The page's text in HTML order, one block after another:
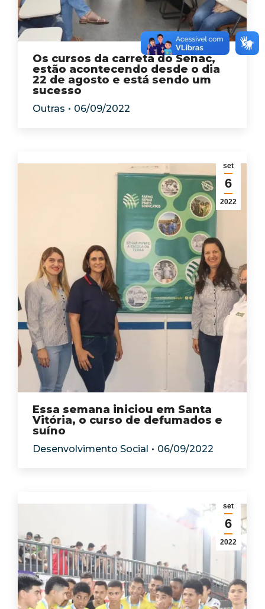
Os cursos da carreta do Senac,
estão acontecendo desde o dia
22 de agosto e está sendo um
sucesso
Outras 06/09/2022
set
6
2022
Essa semana iniciou em Santa
Vitória, o curso de defumados e
suíno
Desenvolvimento Social 06/09/2022
set
6
2022